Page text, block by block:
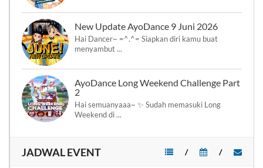
New Update AyoDance 9 Juni 2026
Hai Dancer~ =^.^= Siapkan diri kamu buat
menyambut ...
AyoDance Long Weekend Challenge Part
2
Hai semuanyaaa~ ✨ Sudah memasuki Long
Weekend di ...
JADWAL EVENT /
/